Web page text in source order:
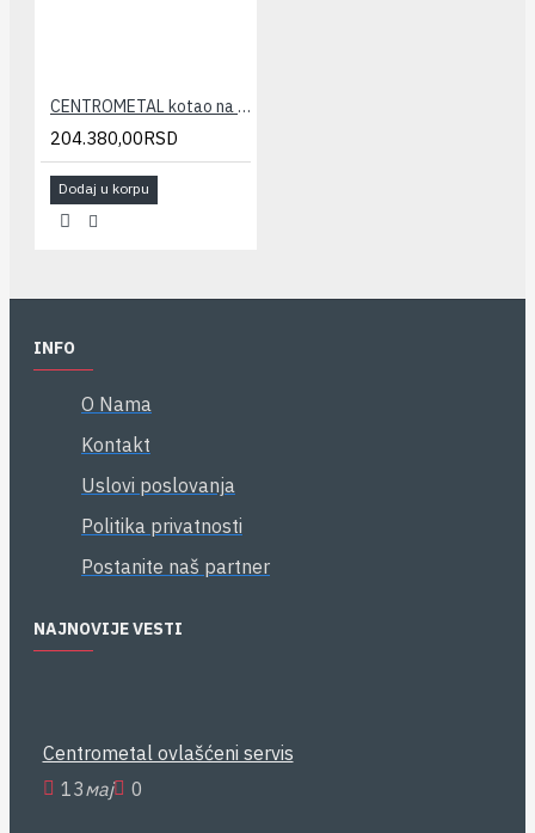
CENTROMETAL kotao na čvrsto gorivo EKO CK P 40
204.380,00RSD
Dodaj u korpu
INFO
O Nama
Kontakt
Uslovi poslovanja
Politika privatnosti
Postanite naš partner
NAJNOVIJE VESTI
Centrometal ovlašćeni servis
13мај 0